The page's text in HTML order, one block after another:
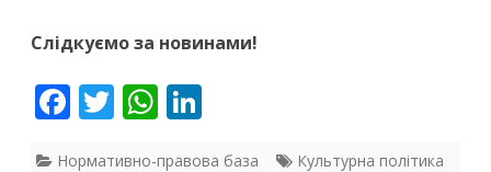
Слідкуємо за новинами!
F T W
Нормативно-правова база Культурна політика